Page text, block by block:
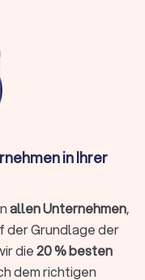
in
sich im
€ 35,- bis € 80,-pro
oder
als eine komplette
. Einige
Die Kosten
in Ihrer
allen Unternehmen,
der Grundlage der
die20 % besten
dem richtigen